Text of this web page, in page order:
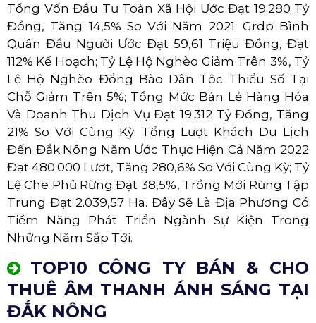
Tổng Vốn Đầu Tư Toàn Xã Hội Ước Đạt 19.280 Tỷ
Đồng, Tăng 14,5% So Với Năm 2021; Grdp Bình
Quân Đầu Người Ước Đạt 59,61 Triệu Đồng, Đạt
112% Kế Hoạch; Tỷ Lệ Hộ Nghèo Giảm Trên 3%, Tỷ
Lệ Hộ Nghèo Đồng Bào Dân Tộc Thiểu Số Tại
Chỗ Giảm Trên 5%; Tổng Mức Bán Lẻ Hàng Hóa
Và Doanh Thu Dịch Vụ Đạt 19.312 Tỷ Đồng, Tăng
21% So Với Cùng Kỳ; Tổng Lượt Khách Du Lịch
Đến Đắk Nông Năm Ước Thực Hiện Cả Năm 2022
Đạt 480.000 Lượt, Tăng 280,6% So Với Cùng Kỳ; Tỷ
Lệ Che Phủ Rừng Đạt 38,5%, Trồng Mới Rừng Tập
Trung Đạt 2.039,57 Ha. Đây Sẽ Là Địa Phương Có
Tiềm Năng Phát Triển Ngành Sự Kiện Trong
Những Năm Sắp Tới.
TOP10 CÔNG TY BÁN & CHO
THUÊ ÂM THANH ÁNH SÁNG TẠI
ĐẮK NÔNG